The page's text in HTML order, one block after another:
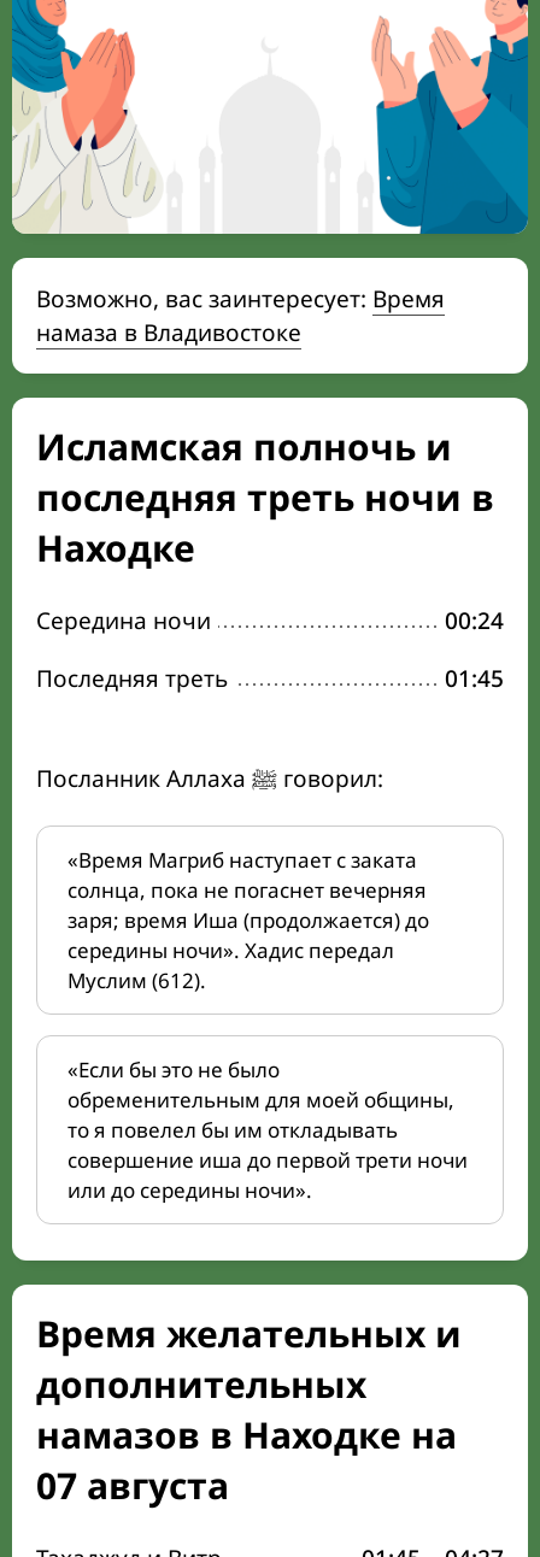
Возможно, вас заинтересует: Время
намаза в Владивостоке
Исламская полночь и
последняя треть ночи в
Находке
Середина ночи
00:24
Последняя треть
01:45
Посланник Аллаха ﷺ говорил:
«Время Магриб наступает с заката
солнца, пока не погаснет вечерняя
заря; время Иша (продолжается) до
середины ночи». Хадис передал
Муслим (612).
«Если бы это не было
обременительным для моей общины,
то я повелел бы им откладывать
совершение иша до первой трети ночи
или до середины ночи».
Время желательных и
дополнительных
намазов в Находке на
07 августа